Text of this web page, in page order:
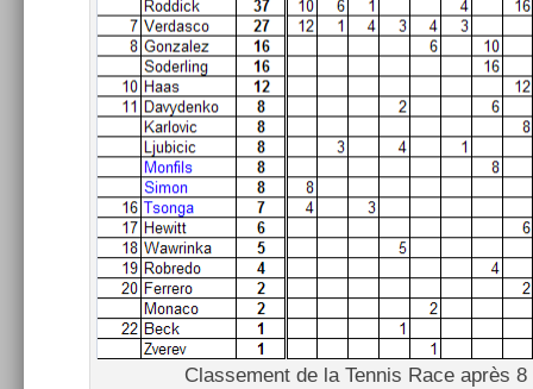
Clas­se­ment de la Ten­nis Race après